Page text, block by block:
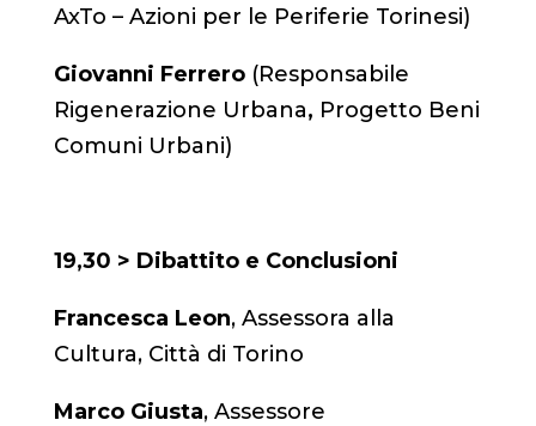
AxTo – Azioni per le Periferie Torinesi)
Giovanni Ferrero(Responsabile
Rigenerazione Urbana, Progetto Beni
Comuni Urbani)
19,30 > Dibattito e Conclusioni
Francesca Leon, Assessora alla
Cultura, Città di Torino
Marco Giusta, Assessore